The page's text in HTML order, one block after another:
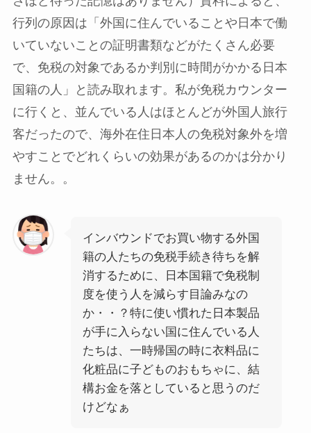
行列の原因は「外国に住んでいることや日本で働
いていないことの証明書類などがたくさん必要
で、免税の対象であるか判別に時間がかかる日本
国籍の人」と読み取れます。私が免税カウンター
に行くと、並んでいる人はほとんどが外国人旅行
客だったので、海外在住日本人の免税対象外を増
やすことでどれくらいの効果があるのかは分かり
ません。。
インバウンドでお買い物する外国
籍の人たちの免税手続き待ちを解
消するために、日本国籍で免税制
度を使う人を減らす目論みなの
か・・？特に使い慣れた日本製品
が手に入らない国に住んでいる人
たちは、一時帰国の時に衣料品に
化粧品に子どものおもちゃに、結
構お金を落としていると思うのだ
けどなぁ